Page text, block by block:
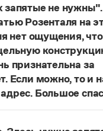
трудностей
непростые слова
запятые не
Розенталя на
нет ощущения,
признательна за
Если можно, то и
Большое
в данном случае